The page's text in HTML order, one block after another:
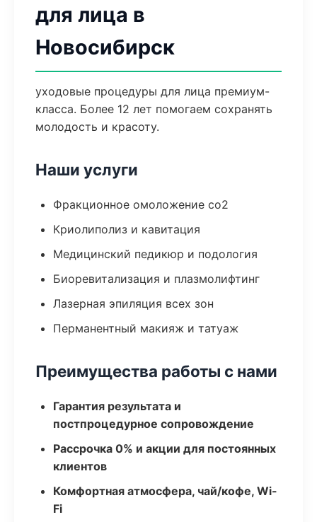
для лица в
Новосибирск
уходовые процедуры для лица премиум-
класса. Более 12 лет помогаем сохранять
молодость и красоту.
Наши услуги
Фракционное омоложение co2
Криолиполиз и кавитация
Медицинский педикюр и подология
Биоревитализация и плазмолифтинг
Лазерная эпиляция всех зон
Перманентный макияж и татуаж
Преимущества работы с нами
Гарантия результата и
постпроцедурное сопровождение
Рассрочка 0% и акции для постоянных
клиентов
Комфортная атмосфера, чай/кофе, Wi-
Fi